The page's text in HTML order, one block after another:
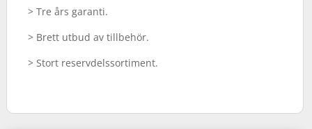
> Tre års garanti.
> Brett utbud av tillbehör.
> Stort reservdelssortiment.